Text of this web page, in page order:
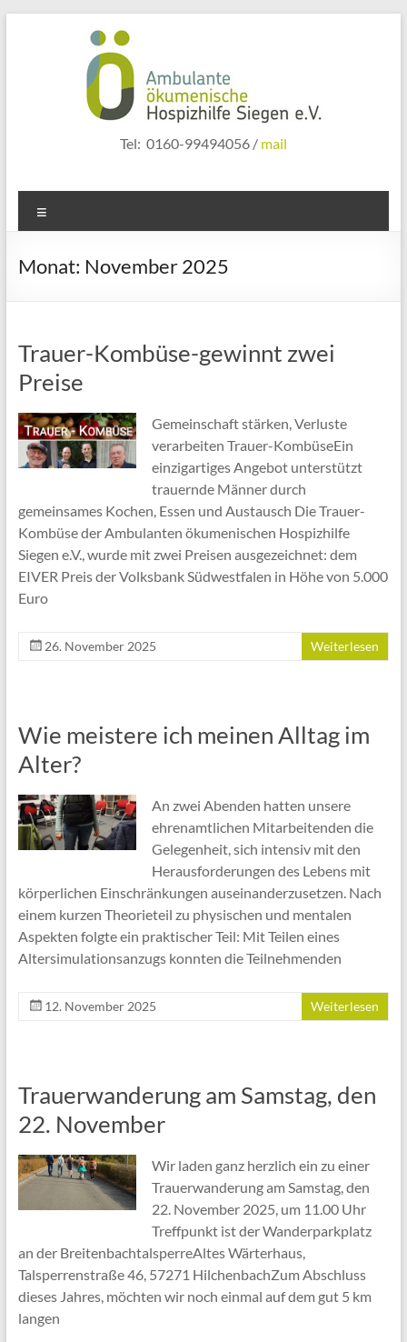
hospizhilfe
siegen
Tel: 0160-99494056 / mail
Monat: November 2025
Trauer-Kombüse-gewinnt zwei
Preise
Gemeinschaft stärken, Verluste
verarbeiten Trauer-KombüseEin
einzigartiges Angebot unterstützt
trauernde Männer durch
gemeinsames Kochen, Essen und Austausch Die Trauer-
Kombüse der Ambulanten ökumenischen Hospizhilfe
Siegen e.V., wurde mit zwei Preisen ausgezeichnet: dem
EIVER Preis der Volksbank Südwestfalen in Höhe von 5.000
Euro
26. November 2025 Weiterlesen
Wie meistere ich meinen Alltag im
Alter?
An zwei Abenden hatten unsere
ehrenamtlichen Mitarbeitenden die
Gelegenheit, sich intensiv mit den
Herausforderungen des Lebens mit
körperlichen Einschränkungen auseinanderzusetzen. Nach
einem kurzen Theorieteil zu physischen und mentalen
Aspekten folgte ein praktischer Teil: Mit Teilen eines
Altersimulationsanzugs konnten die Teilnehmenden
12. November 2025 Weiterlesen
Trauerwanderung am Samstag, den
22. November
Wir laden ganz herzlich ein zu einer
Trauerwanderung am Samstag, den
22. November 2025, um 11.00 Uhr
Treffpunkt ist der Wanderparkplatz
an der BreitenbachtalsperreAltes Wärterhaus,
Talsperrenstraße 46, 57271 HilchenbachZum Abschluss
dieses Jahres, möchten wir noch einmal auf dem gut 5 km
langen